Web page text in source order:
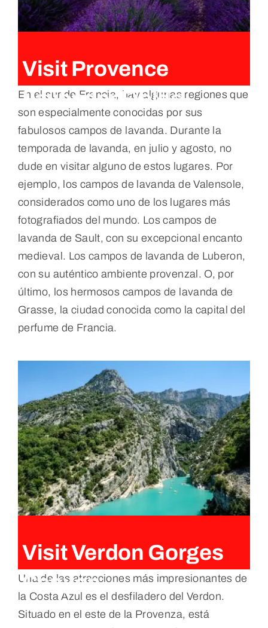
Visit Provence
Lavender Fields
En el sur de Francia, hay algunas regiones que
son especialmente conocidas por sus
fabulosos campos de lavanda. Durante la
temporada de lavanda, en julio y agosto, no
dude en visitar alguno de estos lugares. Por
ejemplo, los campos de lavanda de Valensole,
considerados como uno de los lugares más
fotografiados del mundo. Los campos de
lavanda de Sault, con su excepcional encanto
medieval. Los campos de lavanda de Luberon,
con su auténtico ambiente provenzal. O, por
último, los hermosos campos de lavanda de
Grasse, la ciudad conocida como la capital del
perfume de Francia.
Visit Verdon Gorges
Canyon
Una de las atracciones más impresionantes de
la Costa Azul es el desfiladero del Verdon.
Situado en el este de la Provenza, está